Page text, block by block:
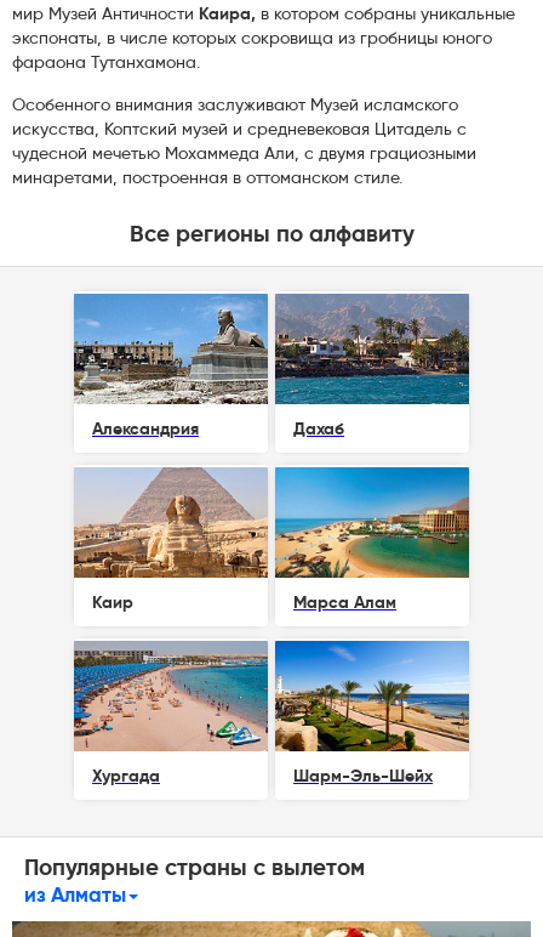
мир Музей Античности Каира, в котором собраны уникальные
экспонаты, в числе которых сокровища из гробницы юного
фараона Тутанхамона.
Особенного внимания заслуживают Музей исламского
искусства, Коптский музей и средневековая Цитадель с
чудесной мечетью Мохаммеда Али, с двумя грациозными
минаретами, построенная в оттоманском стиле.
Все регионы по алфавиту
Александрия Дахаб
Каир Марса Алам
Хургада Шарм-Эль-Шейх
Популярные страны с вылетом
из Алматы